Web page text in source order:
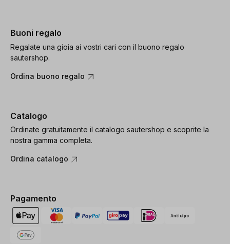
Buoni regalo
Regalate una gioia ai vostri cari con il buono regalo
sautershop.
Ordina buono regalo
Catalogo
Ordinate gratuitamente il catalogo sautershop e scoprite la
nostra gamma completa.
Ordina catalogo
Pagamento